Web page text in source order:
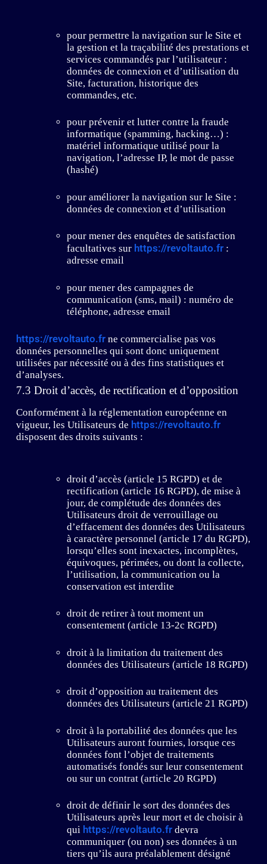
pour permettre la navigation sur le Site et
la gestion et la traçabilité des prestations et
services commandés par l’utilisateur :
données de connexion et d’utilisation du
Site, facturation, historique des
commandes, etc.
pour prévenir et lutter contre la fraude
informatique (spamming, hacking…) :
matériel informatique utilisé pour la
navigation, l’adresse IP, le mot de passe
(hashé)
pour améliorer la navigation sur le Site :
données de connexion et d’utilisation
pour mener des enquêtes de satisfaction
facultatives sur https://revoltauto.fr:
adresse email
pour mener des campagnes de
communication (sms, mail) : numéro de
téléphone, adresse email
https://revoltauto.frne commercialise pas vos
données personnelles qui sont donc uniquement
utilisées par nécessité ou à des fins statistiques et
d’analyses.
7.3 Droit d’accès, de rectification et d’opposition
Conformément à la réglementation européenne en
vigueur, les Utilisateurs de https://revoltauto.fr
disposent des droits suivants :
droit d’accès (article 15 RGPD) et de
rectification (article 16 RGPD), de mise à
jour, de complétude des données des
Utilisateurs droit de verrouillage ou
d’effacement des données des Utilisateurs
à caractère personnel (article 17 du RGPD),
lorsqu’elles sont inexactes, incomplètes,
équivoques, périmées, ou dont la collecte,
l’utilisation, la communication ou la
conservation est interdite
droit de retirer à tout moment un
consentement (article 13-2c RGPD)
droit à la limitation du traitement des
données des Utilisateurs (article 18 RGPD)
droit d’opposition au traitement des
données des Utilisateurs (article 21 RGPD)
droit à la portabilité des données que les
Utilisateurs auront fournies, lorsque ces
données font l’objet de traitements
automatisés fondés sur leur consentement
ou sur un contrat (article 20 RGPD)
droit de définir le sort des données des
Utilisateurs après leur mort et de choisir à
qui https://revoltauto.frdevra
communiquer (ou non) ses données à un
tiers qu’ils aura préalablement désigné